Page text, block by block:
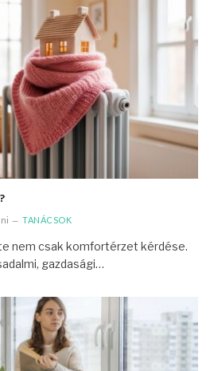
TANÁCSOK
nem csak komfortérzet kérdése.
gazdasági…